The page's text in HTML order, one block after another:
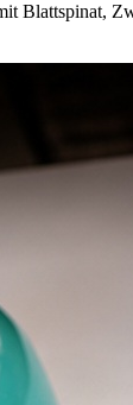
Blattspinat,